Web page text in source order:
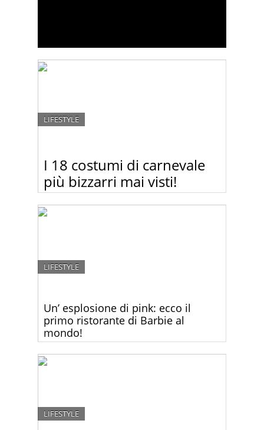
I 18 costumi di carnevale
più bizzarri mai visti!
LIFESTYLE
più originali, insoliti, bizzari e divertenti mai visti.
Forse vi viene qualche idea
Un’ esplosione di pink: ecco il
primo ristorante di Barbie al
mondo!
LIFESTYLE
ora riunirsi nel loro pinky paradiso!
LIFESTYLE